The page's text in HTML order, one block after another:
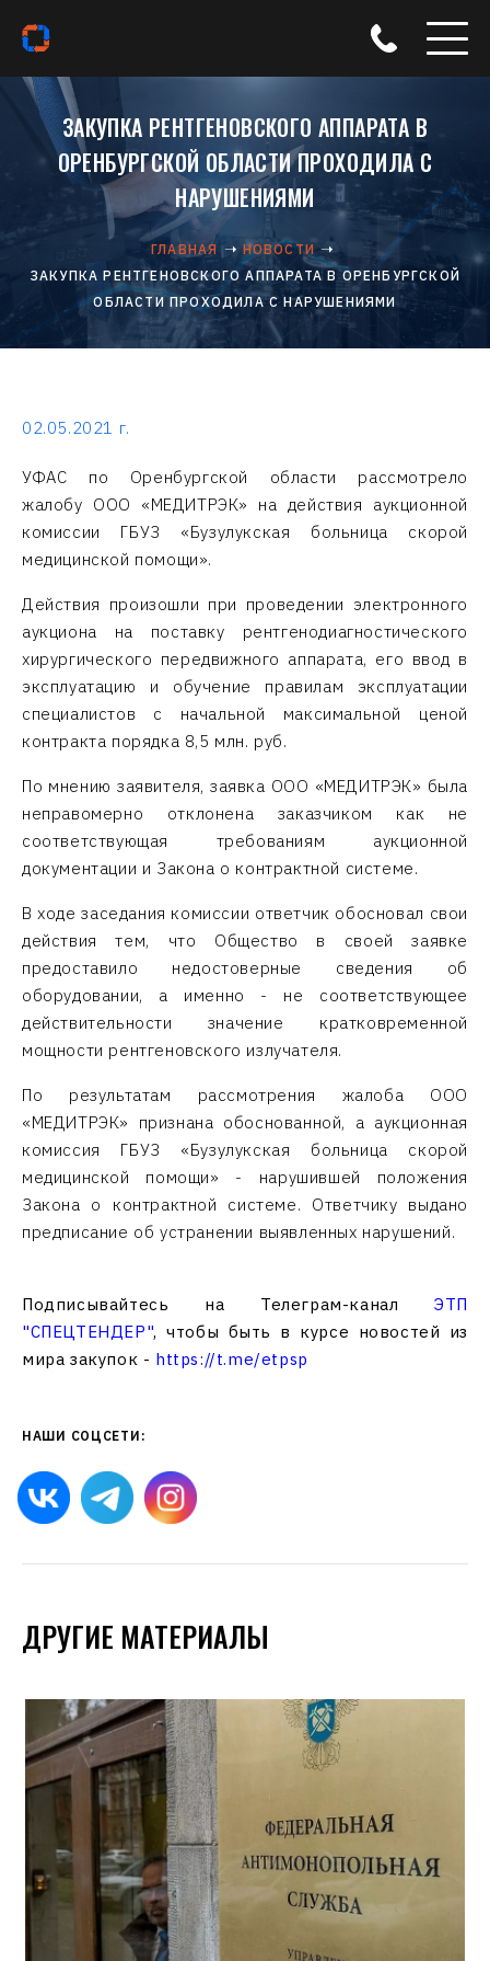
ЗАКУПКА РЕНТГЕНОВСКОГО АППАРАТА В
ОРЕНБУРГСКОЙ ОБЛАСТИ ПРОХОДИЛА С
НАРУШЕНИЯМИ
ГЛАВНАЯ
НОВОСТИ
ЗАКУПКА РЕНТГЕНОВСКОГО АППАРАТА В ОРЕНБУРГСКОЙ
ОБЛАСТИ ПРОХОДИЛА С НАРУШЕНИЯМИ
02.05.2021 г.
УФАС по Оренбургской области рассмотрело
жалобу ООО «МЕДИТРЭК» на действия аукционной
комиссии ГБУЗ «Бузулукская больница скорой
медицинской помощи».
Действия произошли при проведении электронного
аукциона на поставку рентгенодиагностического
хирургического передвижного аппарата, его ввод в
эксплуатацию и обучение правилам эксплуатации
специалистов с начальной максимальной ценой
контракта порядка 8,5 млн. руб.
По мнению заявителя, заявка ООО «МЕДИТРЭК» была
неправомерно отклонена заказчиком как не
соответствующая требованиям аукционной
документации и Закона о контрактной системе.
В ходе заседания комиссии ответчик обосновал свои
действия тем, что Общество в своей заявке
предоставило недостоверные сведения об
оборудовании, а именно - не соответствующее
действительности значение кратковременной
мощности рентгеновского излучателя.
По результатам рассмотрения жалоба ООО
«МЕДИТРЭК» признана обоснованной, а аукционная
комиссия ГБУЗ «Бузулукская больница скорой
медицинской помощи» - нарушившей положения
Закона о контрактной системе. Ответчику выдано
предписание об устранении выявленных нарушений.
Подписывайтесь на Телеграм-каналЭТП
"СПЕЦТЕНДЕР", чтобы быть в курсе новостей из
мира закупок - https://t.me/etpsp
НАШИ СОЦСЕТИ:
ДРУГИЕ МАТЕРИАЛЫ